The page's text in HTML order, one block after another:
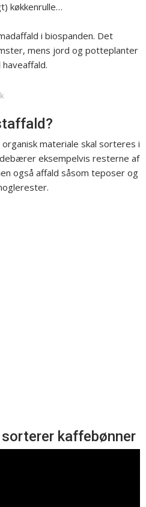
køkkenrulle…
i biospanden. Det
mens jord og potteplanter
materiale skal sorteres i
eksempelvis resterne af
også affald såsom teposer og
kaffebønner